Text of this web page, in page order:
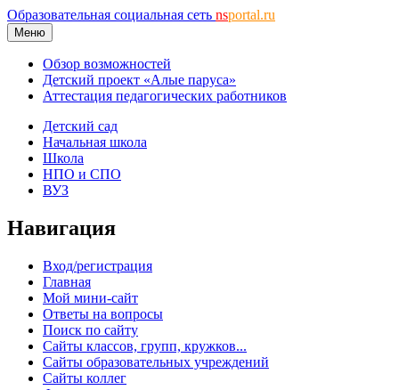
Образовательная социальная сеть nsportal.ru
Меню
Обзор возможностей
Детский проект «Алые паруса»
Аттестация педагогических работников
Детский сад
Начальная школа
Школа
НПО и СПО
ВУЗ
Навигация
Вход/регистрация
Главная
Мой мини-сайт
Ответы на вопросы
Поиск по сайту
Сайты классов, групп, кружков...
Сайты образовательных учреждений
Сайты коллег